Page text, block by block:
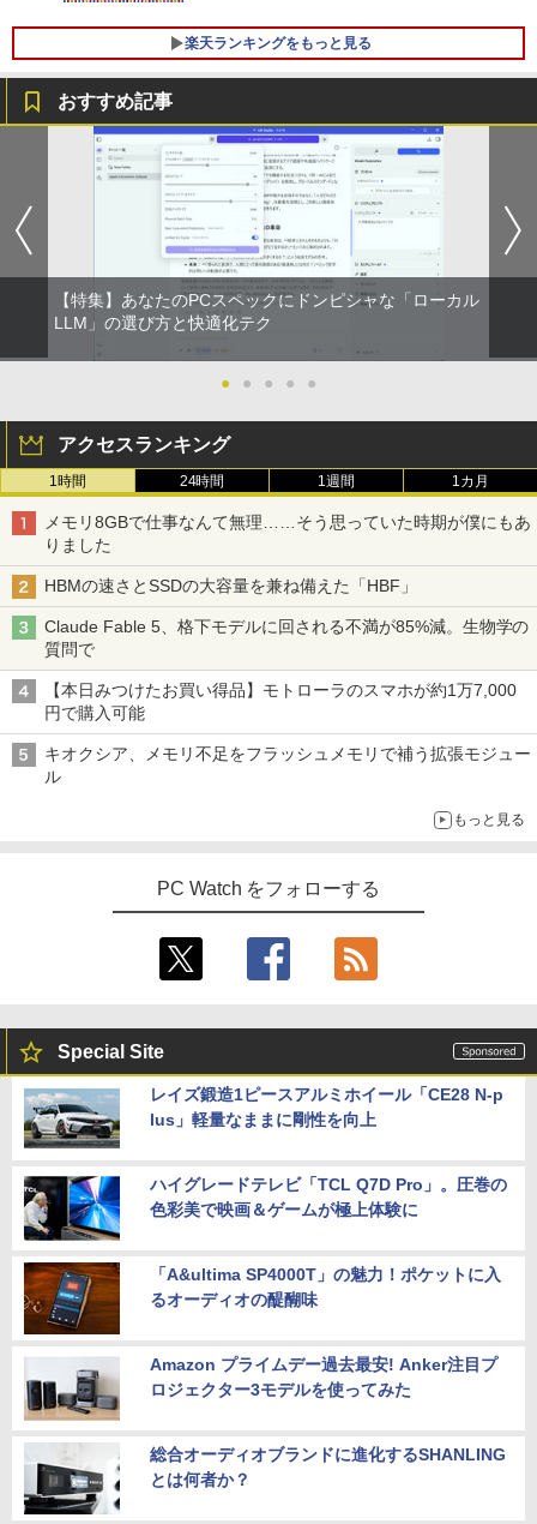
楽天ランキングをもっと見る
おすすめ記事
【特集】あなたのPCスペックにドンピシャな「ローカル
LLM」の選び方と快適化テク
● ● ● ● ●
アクセスランキング
1時間 24時間 1週間 1カ月
メモリ8GBで仕事なんて無理……そう思っていた時期が僕にもあ
りました
HBMの速さとSSDの大容量を兼ね備えた「HBF」
Claude Fable 5、格下モデルに回される不満が85%減。生物学の
質問で
【本日みつけたお買い得品】モトローラのスマホが約1万7,000
円で購入可能
キオクシア、メモリ不足をフラッシュメモリで補う拡張モジュー
ル
もっと見る
PC Watch をフォローする
Special Site
レイズ鍛造1ピースアルミホイール「CE28 N-p
lus」軽量なままに剛性を向上
ハイグレードテレビ「TCL Q7D Pro」。圧巻の
色彩美で映画＆ゲームが極上体験に
「A&ultima SP4000T」の魅力！ポケットに入
るオーディオの醍醐味
Amazon プライムデー過去最安! Anker注目プ
ロジェクター3モデルを使ってみた
総合オーディオブランドに進化するSHANLING
とは何者か？